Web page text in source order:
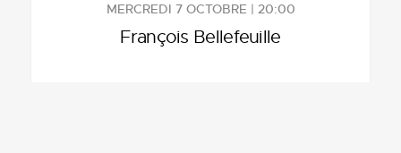
MERCREDI 7 OCTOBRE | 20:00
François Bellefeuille